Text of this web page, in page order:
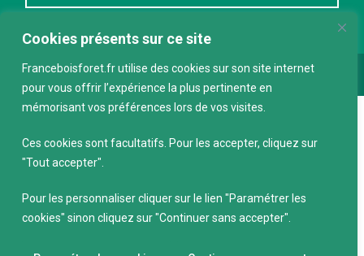
Cookies présents sur ce site
Franceboisforet.fr utilise des cookies sur son site internet
pour vous offrir l’expérience la plus pertinente en
mémorisant vos préférences lors de vos visites.
Ces cookies sont facultatifs. Pour les accepter, cliquez sur
"Tout accepter".
Pour les personnaliser cliquer sur le lien "Paramétrer les
cookies" sinon cliquez sur "Continuer sans accepter".
Conception :keepdesign.fr